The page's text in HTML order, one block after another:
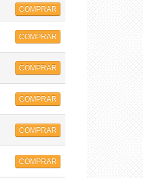
COMPRAR
COMPRAR
COMPRAR
COMPRAR
COMPRAR
COMPRAR